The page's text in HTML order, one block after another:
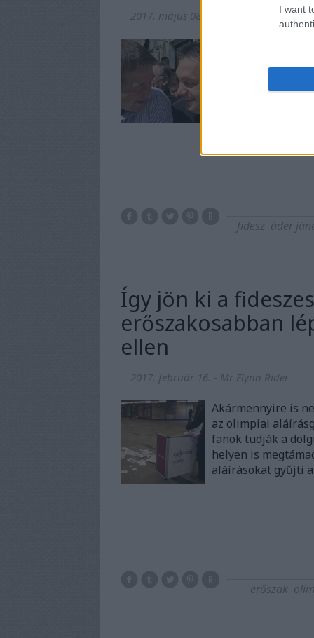
I want
2017. május 08. nickgrabowszki
fidesz áder
Így jön ki a
erőszakosabban
ellen
2017. február 16. - Mr Flynn Rider
Akármennyire is
az olimpiai
fanok tudják a
helyen is
aláírásokat gyűjti
erőszak